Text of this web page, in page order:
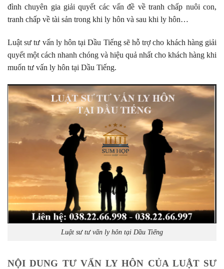
đình chuyên gia giải quyết các vấn đề về tranh chấp nuôi con,
tranh chấp về tài sản trong khi ly hôn và sau khi ly hôn…
Luật sư tư vấn ly hôn tại Dầu Tiếng sẽ hỗ trợ cho khách hàng giải
quyết một cách nhanh chóng và hiệu quả nhất cho khách hàng khi
muốn tư vấn ly hôn tại Dầu Tiếng.
Luật sư tư vấn ly hôn tại Dầu Tiếng
NỘI DUNG TƯ VẤN LY HÔN CỦA LUẬT SƯ